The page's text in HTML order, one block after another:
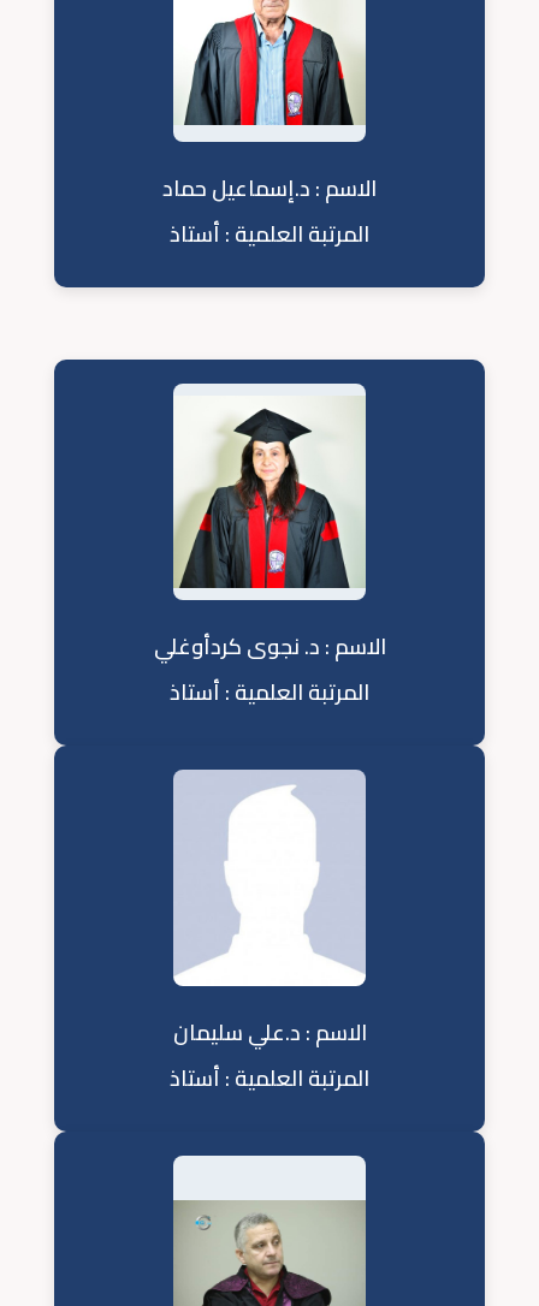
الاسم : د.إسماعيل حماد
المرتبة العلمية : أستاذ
الاسم : د. نجوى كردأوغلي
المرتبة العلمية : أستاذ
الاسم : د.علي سليمان
المرتبة العلمية : أستاذ